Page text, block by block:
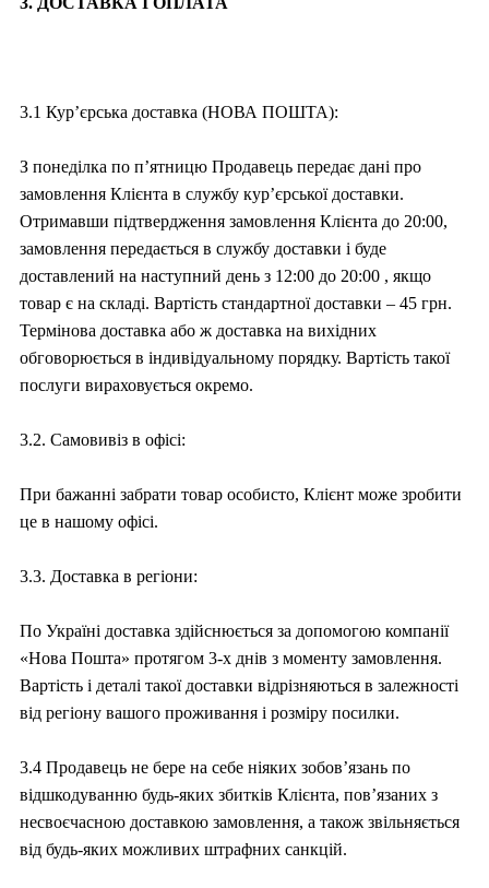
3.1 Кур’єрська доставка (НОВА ПОШТА):
З понеділка по п’ятницю Продавець передає дані про
замовлення Клієнта в службу кур’єрської доставки.
Отримавши підтвердження замовлення Клієнта до 20:00,
замовлення передається в службу доставки і буде
доставлений на наступний день з 12:00 до 20:00 , якщо
товар є на складі. Вартість стандартної доставки – 45 грн.
Термінова доставка або ж доставка на вихідних
обговорюється в індивідуальному порядку. Вартість такої
послуги вираховується окремо.
3.2. Самовивіз в офісі:
При бажанні забрати товар особисто, Клієнт може зробити
це в нашому офісі.
3.3. Доставка в регіони:
По Україні доставка здійснюється за допомогою компанії
«Нова Пошта» протягом 3-х днів з моменту замовлення.
Вартість і деталі такої доставки відрізняються в залежності
від регіону вашого проживання і розміру посилки.
3.4 Продавець не бере на себе ніяких зобов’язань по
відшкодуванню будь-яких збитків Клієнта, пов’язаних з
несвоєчасною доставкою замовлення, а також звільняється
від будь-яких можливих штрафних санкцій.